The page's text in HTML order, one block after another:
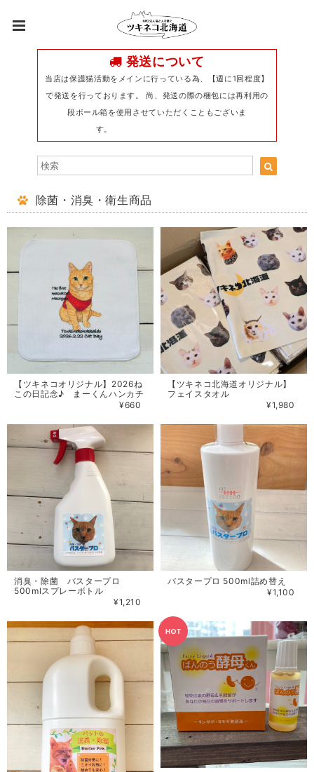
発送について
当店は保護猫活動をメインに行っている為、【週に1回程度】
で発送を行っております。 尚、発送の際の梱包には再利用の
段ボール箱を使用させていただくこともございま
す。
除菌・消臭・衛生商品
【ツキネコオリジナル】2026ね
この日記念♪ まーくんハンカチ
¥660
【ツキネコ北海道オリジナル】
フェイスタオル
¥1,980
消臭・除菌 バスタープロ
500mlスプレーボトル
¥1,210
バスタープロ 500ml詰め替え
¥1,100